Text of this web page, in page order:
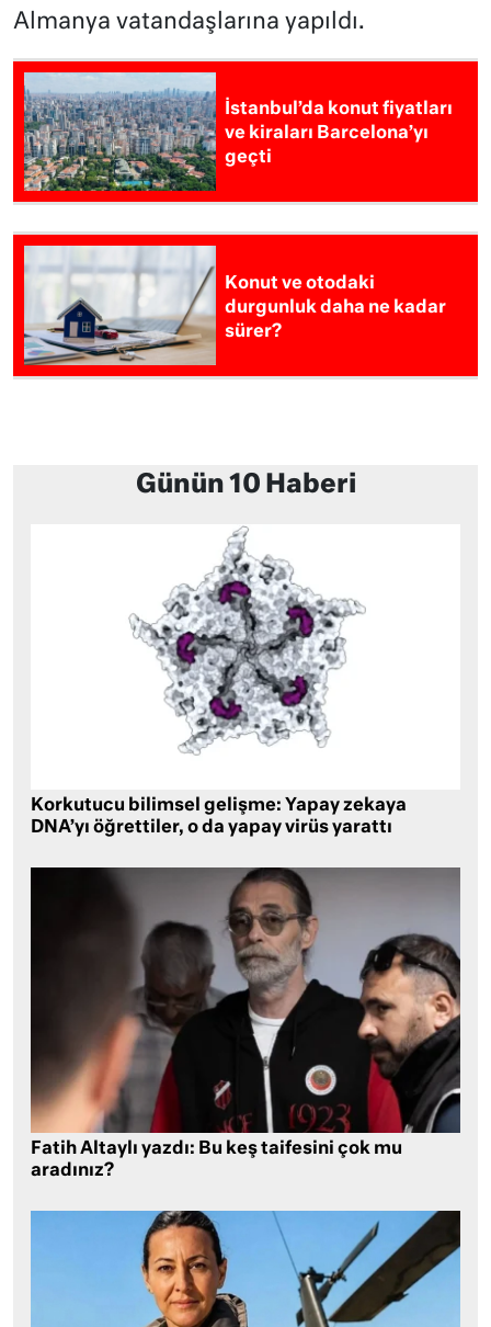
Almanya vatandaşlarına yapıldı.
İstanbul’da konut fiyatları
ve kiraları Barcelona’yı
geçti
Konut ve otodaki
durgunluk daha ne kadar
sürer?
Günün 10 Haberi
Korkutucu bilimsel gelişme: Yapay zekaya
DNA’yı öğrettiler, o da yapay virüs yarattı
Fatih Altaylı yazdı: Bu keş taifesini çok mu
aradınız?